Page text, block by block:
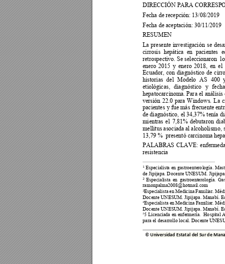
© Universidad Estatal del Sur de M
DIRECCIÓN PARA
Fecha de recepción: 13/08/2019
Fecha de aceptación: 30/11/2019
RESUMEN
La presente investigación se
cirrosis hepática en pacientes
retrospectivo. Se seleccionaron
enero 2015 y enero 2018, en el
Ecuador, con diagnóstico de
historias del Modelo AS 400
etiológicas, diagnóstico y
hepatocarcinoma. Para el análisis
versión 22.0 para Windows. La
pacientes y fue más frecuente
de diagnóstico, el 34,37% tenía
mientras el 7,81% debutaron
mellitus asociada al alcoholismo,
13,79 %  presentó carcinoma
PALABRAS CLAVE: e
resistencia
1 Especialista en gastroenterología.
de Jipijapa. Docente UNESUM.
2 Especialista en gastroenterología.
ramonpalma2008@hotmail.com
3Especialista en Medicina Familiar.
Docente UNESUM. Jipijapa. Manabí.
4Especialista en Medicina Familiar.
Docente UNESUM. Jipijapa. Manabí.
55 Licenciada en enfermería. Hospital
para el desarrollo local. Docente